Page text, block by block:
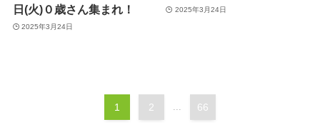
日(火)０歳さん集まれ！
2025年3月24日
2025年3月24日
1 2 66